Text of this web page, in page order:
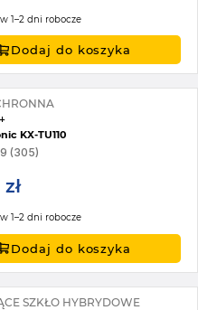
w 1–2 dni robocze
Dodaj do koszyka
KX-TU110
(305)
w 1–2 dni robocze
Dodaj do koszyka
SZKŁO HYBRYDOWE